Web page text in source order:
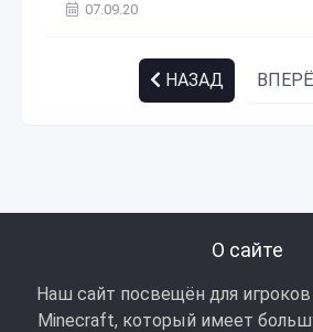
07.09.20
НАЗАД
О сайте
Наш сайт посвещён для игроков
Minecraft, который имеет